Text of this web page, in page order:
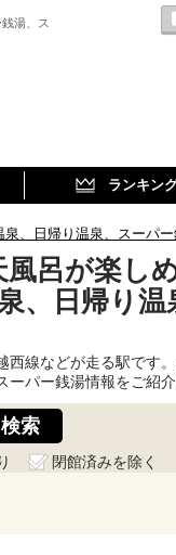
湯、ス
ランキン
、日帰り温泉、スーパ
風呂が楽し
、日帰り温
西線などが走る駅です
パー銭湯情報をご紹介
閉館済みを除く